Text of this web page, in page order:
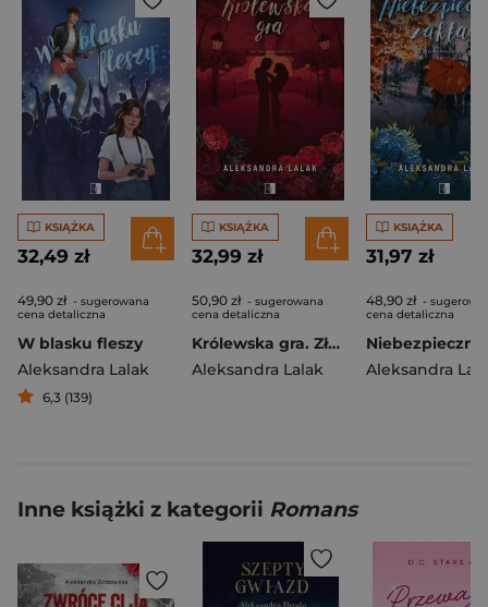
KSIĄŻKA
32,49 zł
49,90 zł - sugerowana
cena detaliczna
W blasku fleszy
Aleksandra Lalak
6,3 (139)
KSIĄŻKA
32,99 zł
50,90 zł - sugerowana
cena detaliczna
Królewska gra. Złączeni pragnieniem. Tom 3
Aleksandra Lalak
KSIĄŻKA
31,97 zł
48,90 zł -
cena detaliczna
Aleksandra
Inne książki z kategorii Romans